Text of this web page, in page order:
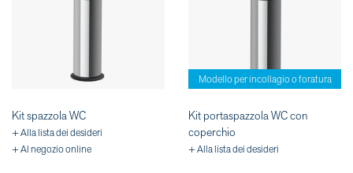
Kit spazzola WC
+ Alla lista dei desideri
+ Al negozio online
Modello per incollagio o foratura
Kit portaspazzola WC con
coperchio
+ Alla lista dei desideri